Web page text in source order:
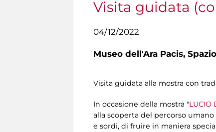
Visita guidata
04/12/2022
Museo dell'Ara Pacis,
Visita guidata alla mostra con
In occasione della mostra "LUCIO
alla scoperta del percorso
e sordi, di fruire in maniera